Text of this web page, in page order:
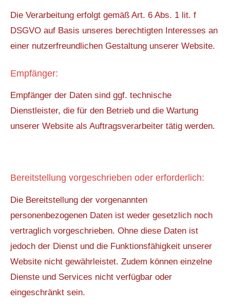
Die Verarbeitung erfolgt gemäß Art. 6 Abs. 1 lit. f
DSGVO auf Basis unseres berechtigten Interesses an
einer nutzerfreundlichen Gestaltung unserer Website.
Empfänger:
Empfänger der Daten sind ggf. technische
Dienstleister, die für den Betrieb und die Wartung
unserer Website als Auftragsverarbeiter tätig werden.
Bereitstellung vorgeschrieben oder erforderlich:
Die Bereitstellung der vorgenannten
personenbezogenen Daten ist weder gesetzlich noch
vertraglich vorgeschrieben. Ohne diese Daten ist
jedoch der Dienst und die Funktionsfähigkeit unserer
Website nicht gewährleistet. Zudem können einzelne
Dienste und Services nicht verfügbar oder
eingeschränkt sein.